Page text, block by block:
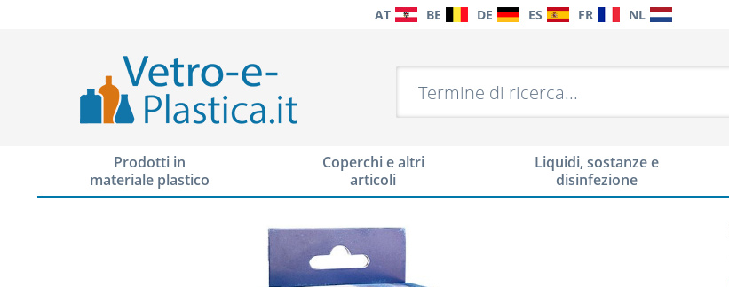
AT BE DE ES FR NL
Prodotti in
materiale plastico
Coperchi e altri
articoli
Liquidi, sostanze e
disinfezione